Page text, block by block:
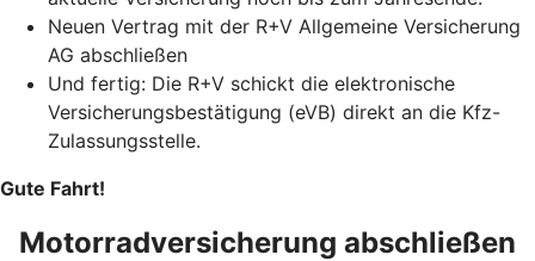
Neuen Vertrag mit der R+V Allgemeine Versicherung
AG abschließen
Und fertig: Die R+V schickt die elektronische
Versicherungsbestätigung (eVB) direkt an die Kfz-
Zulassungsstelle.
Gute Fahrt!
Motorradversicherung abschließen